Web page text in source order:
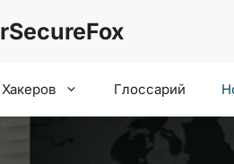
Глоссарий